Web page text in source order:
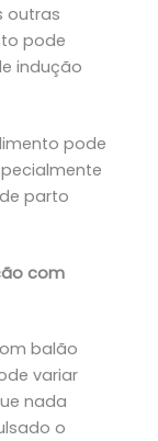
outras
pode
indução
pode
parto
com
balão
variar
nada
o